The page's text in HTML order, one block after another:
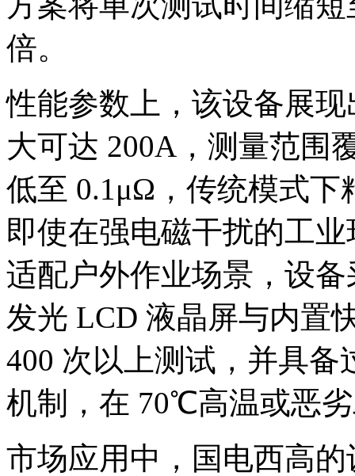
倍。
性能参数上，该设备展
大可达 200A，测量范围
低至 0.1μΩ，传统模式下
即使在强电磁干扰的工
适配户外作业场景，设
发光 LCD 液晶屏与内置
400 次以上测试，并具
机制，在 70℃高温或恶
市场应用中，国电西高